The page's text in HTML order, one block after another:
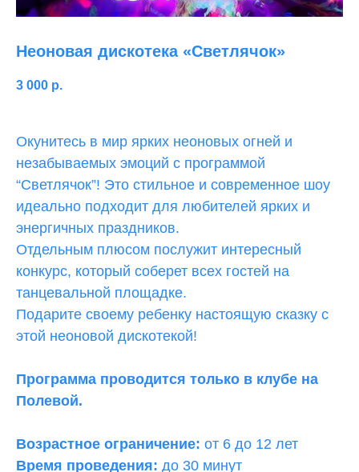
Неоновая дискотека «Светлячок»
3 000 р.
Окунитесь в мир ярких неоновых огней и
незабываемых эмоций с программой
“Светлячок”! Это стильное и современное шоу
идеально подходит для любителей ярких и
энергичных праздников.
Отдельным плюсом послужит интересный
конкурс, который соберет всех гостей на
танцевальной площадке.
Подарите своему ребенку настоящую сказку с
этой неоновой дискотекой!
Программа проводится только в клубе на
Полевой.
Возрастное ограничение: от 6 до 12 лет
Время проведения: до 30 минут